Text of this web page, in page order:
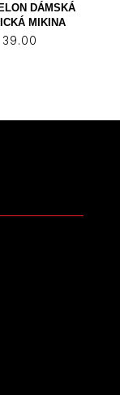
DÁMSKÁ
MIKINA
39.00